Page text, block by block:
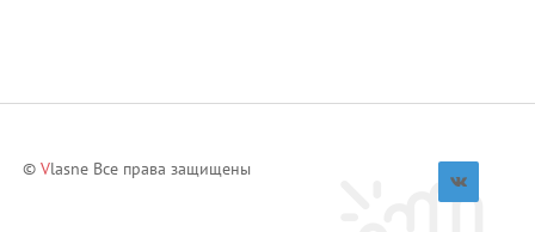
© Vlasne Все права защищены